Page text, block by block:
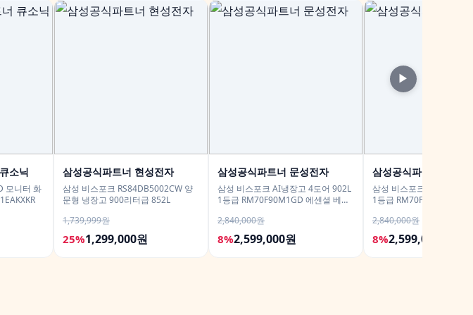
소닉
모니터 화
삼성공식파트너 현성전자
삼성 비스포크 RS84DB5002CW 양
문형 냉장고 900리터급 852L
1,739,999원
25%1,299,000원
삼성공식파트너 문성전자
삼성 비스포크 AI냉장고 4도어 902L
1등급 RM70F90M1GD 에센셜 베이
2,840,000원
8%2,599,000원
삼성공식파트너 문성
삼성 비스포크 AI냉장고 4
1등급 RM70F90M1ZD 에
2,840,000원
8%2,599,000원
▶